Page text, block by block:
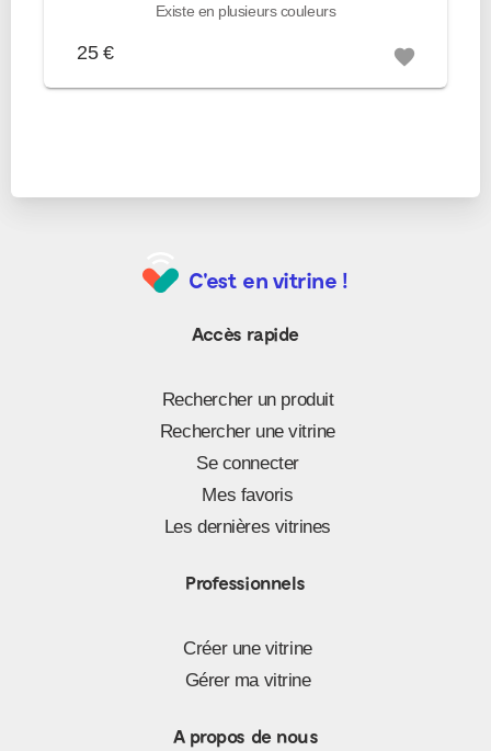
Existe en plusieurs couleurs
25 € favorite
C'est en vitrine !
Accès rapide
Rechercher un produit
Rechercher une vitrine
Se connecter
Mes favoris
Les dernières vitrines
Professionnels
Créer une vitrine
Gérer ma vitrine
A propos de nous